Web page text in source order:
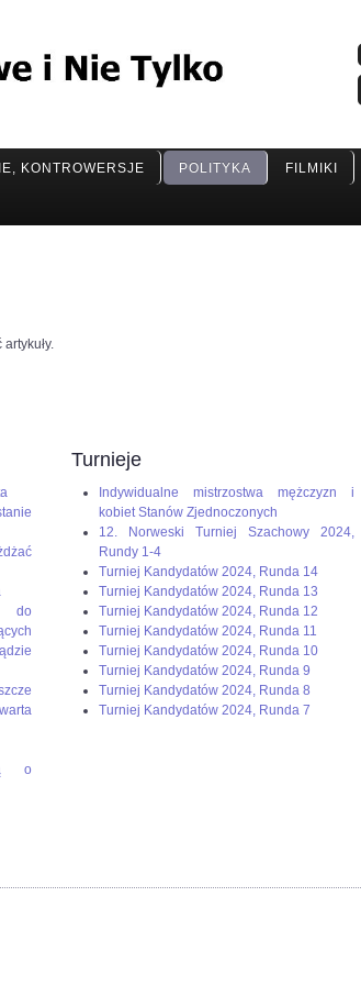
KONTROWERSJE POLITYKA FILMIKI
do
o
Turnieje
Indywidualne mistrzostwa mężczyzn i
kobiet Stanów Zjednoczonych
12. Norweski Turniej Szachowy 2024,
Rundy 1-4
Turniej Kandydatów 2024, Runda 14
Turniej Kandydatów 2024, Runda 13
Turniej Kandydatów 2024, Runda 12
Turniej Kandydatów 2024, Runda 11
Turniej Kandydatów 2024, Runda 10
Turniej Kandydatów 2024, Runda 9
Turniej Kandydatów 2024, Runda 8
Turniej Kandydatów 2024, Runda 7